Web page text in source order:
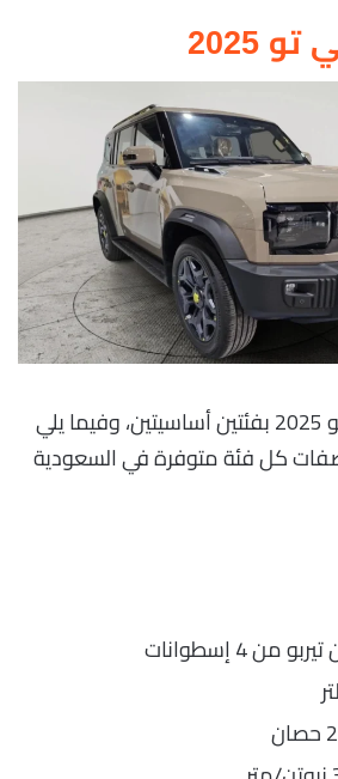
2025
تأتي سيارة جيتور تي تو 2025 بفئتين أساسيتين، وفيما يلي
كل فئة متوفرة في السعودية
4 إسطوانات